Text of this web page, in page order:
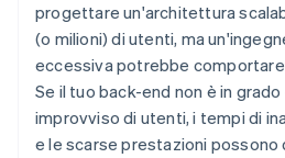
progettare un'architettura
(o milioni) di utenti, ma
eccessiva potrebbe
Se il tuo back-end non è in
improvviso di utenti, i tempi di
e le scarse prestazioni possono